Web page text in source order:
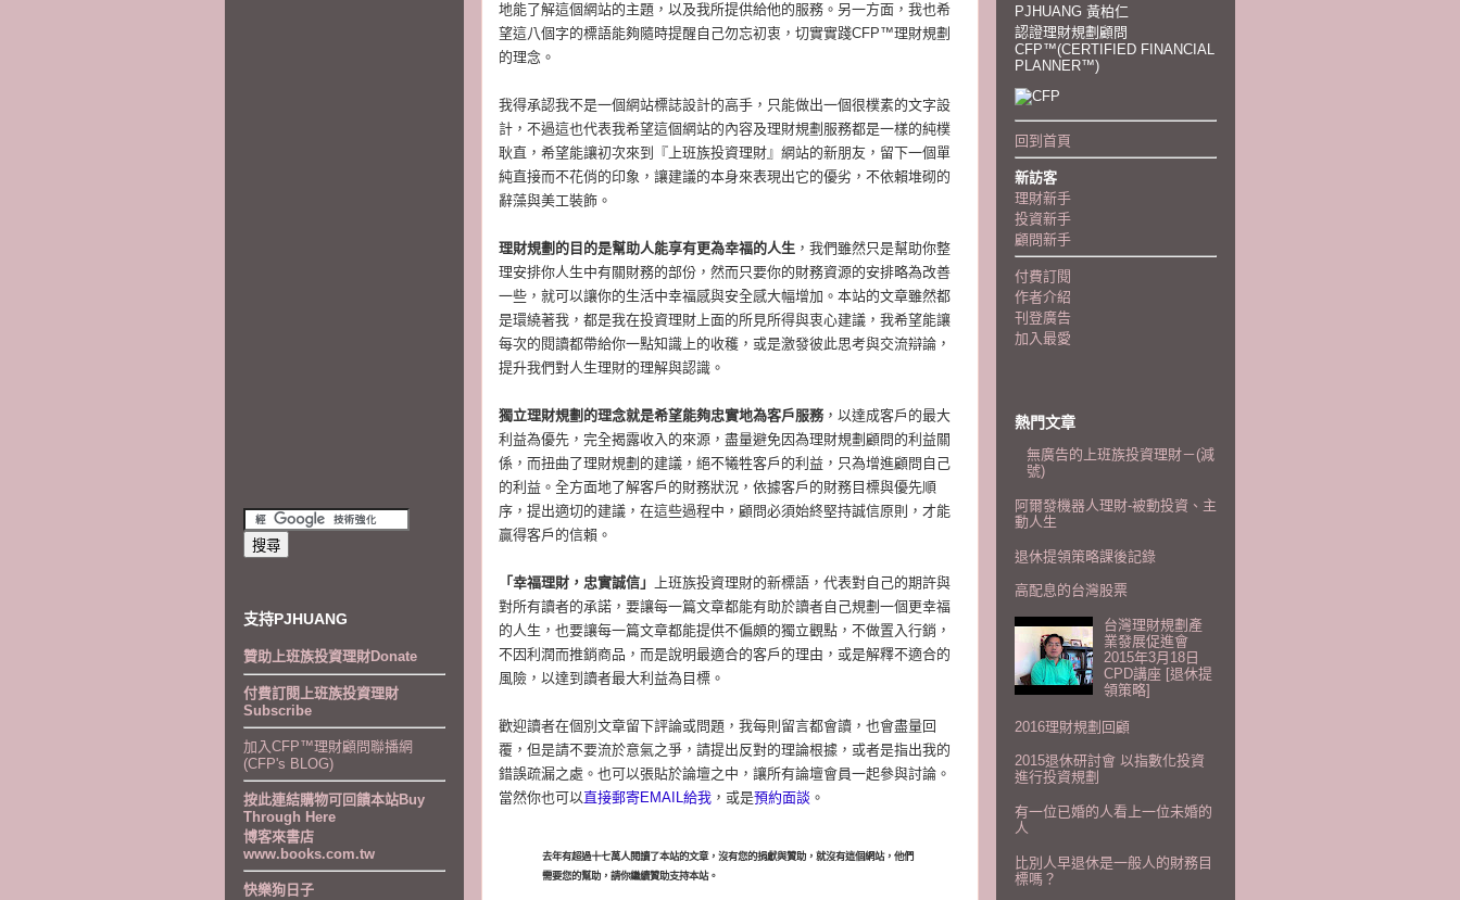
地能了解這個網站的主題，以及我所提供給他的服務。另一方面，我也希
望這八個字的標語能夠隨時提醒自己勿忘初衷，切實實踐CFP™理財規劃
的理念。
我得承認我不是一個網站標誌設計的高手，只能做出一個很樸素的文字設
計，不過這也代表我希望這個網站的內容及理財規劃服務都是一樣的純樸
耿直，希望能讓初次來到『上班族投資理財』網站的新朋友，留下一個單
純直接而不花俏的印象，讓建議的本身來表現出它的優劣，不依賴堆砌的
辭藻與美工裝飾。
理財規劃的目的是幫助人能享有更為幸福的人生 ，我們雖然只是幫助你整
理安排你人生中有關財務的部份，然而只要你的財務資源的安排略為改善
一些，就可以讓你的生活中幸福感與安全感大幅增加。本站的文章雖然都
是環繞著我，都是我在投資理財上面的所見所得與衷心建議，我希望能讓
每次的閱讀都帶給你一點知識上的收穫，或是激發彼此思考與交流辯論，
提升我們對人生理財的理解與認識。
獨立理財規劃的理念就是希望能夠忠實地為客戶服務，以達成客戶的最大
利益為優先，完全揭露收入的來源，盡量避免因為理財規劃顧問的利益關
係，而扭曲了理財規劃的建議，絕不犧牲客戶的利益，只為增進顧問自己
的利益。全方面地了解客戶的財務狀況，依據客戶的財務目標與優先順
序，提出適切的建議，在這些過程中，顧問必須始終堅持誠信原則，才能
贏得客戶的信賴。
「幸福理財，忠實誠信」
上班族投資理財的新標語，代表對自己的期許與
對所有讀者的承諾，要讓每一篇文章都能有助於讀者自己規劃一個更幸福
的人生，也要讓每一篇文章都能提供不偏頗的獨立觀點，不做置入行銷，
不因利潤而推銷商品，而是說明最適合的客戶的理由，或是解釋不適合的
風險，以達到讀者最大利益為目標。
歡迎讀者在個別文章留下評論或問題，我每則留言都會讀，也會盡量回
覆，但是請不要流於意氣之爭，請提出反對的理論根據，或者是指出我的
錯誤疏漏之處。也可以張貼於論壇之中，讓所有論壇會員一起參與討論。
當然你也可以直接郵寄EMAIL給我 ，或是預約面談 。
去年有超過十七萬人閱讀了本站的文章，沒有您的捐獻與贊助，就沒有這個網站，他們
需要您的幫助，請你繼續贊助支持本站。
支持PJHUANG
贊助上班族投資理財Donate
付費訂閱上班族投資理財
Subscribe
加入CFP™理財顧問聯播網
(CFP's BLOG)
按此連結購物可回饋本站Buy
Through Here
博客來書店
www.books.com.tw
快樂狗日子
PJHUANG 黃柏仁
認證理財規劃顧問
CFP™(CERTIFIED FINANCIAL
PLANNER™)
回到首頁
新訪客
理財新手
投資新手
顧問新手
付費訂閱
作者介紹
刊登廣告
加入最愛
熱門文章
無廣告的上班族投資理財－(減
號)
阿爾發機器人理財-被動投資、主
動人生
退休提領策略課後記錄
高配息的台灣股票
台灣理財規劃產
業發展促進會
2015年3月18日
CPD講座 [退休提
領策略]
2016理財規劃回顧
2015退休研討會 以指數化投資
進行投資規劃
有一位已婚的人看上一位未婚的
人
比別人早退休是一般人的財務目
標嗎？